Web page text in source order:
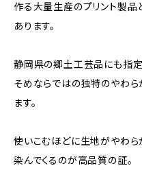
作る大量生産のプリント製品
あります。
静岡県の郷土工芸品にも指定
そめならではの独特のやわ
ます。
使いこむほどに生地がやわら
染んでくるのが高品質の証。